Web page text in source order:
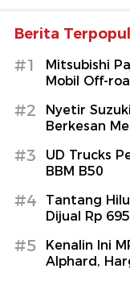
Berita
#1
Mitsubishi
Mobil Off-
#2
Nyetir
Berkesan
#3
UD Trucks
BBM B50
#4
Tantang
Dijual Rp
#5
Kenalin Ini
Alphard,